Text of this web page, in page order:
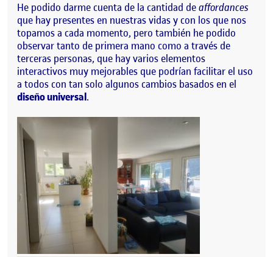
He podido darme cuenta de la cantidad deaffordances
que hay presentes en nuestras vidas y con los que nos
topamos a cada momento, pero también he podido
observar tanto de primera mano como a través de
terceras personas, que hay varios elementos
interactivos muy mejorables que podrían facilitar el uso
a todos con tan solo algunos cambios basados en el
diseño universal.